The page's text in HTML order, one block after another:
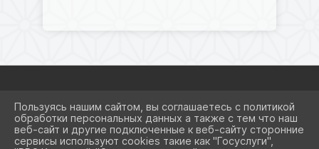
2026 Г. SCHOOL8KRSRM.RU
ВХОД
КАРТА САЙТА
Пользуясь нашим сайтом, вы соглашаетесь с политикой
обработки персональных данных а также с тем что наш
веб-сайт и другие подключенные к веб-сайту сторонние
сервисы используют cookies такие как "Госуслуги",